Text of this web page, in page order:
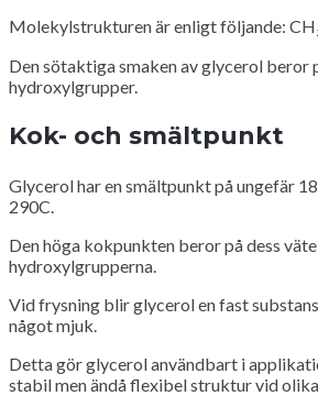
Molekylstrukturen är enligt följande:
Den sötaktiga smaken av glycerol beror
hydroxylgrupper.
Kok- och smältpunkt
Glycerol har en smältpunkt på ungefär
290C.
Den höga kokpunkten beror på dess
hydroxylgrupperna.
Vid frysning blir glycerol en fast
något mjuk.
Detta gör glycerol användbart i
stabil men ändå flexibel struktur vid